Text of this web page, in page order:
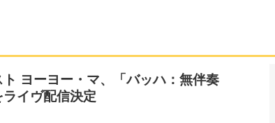
ヨーヨー・マ、「バッハ：無伴奏
イヴ配信決定